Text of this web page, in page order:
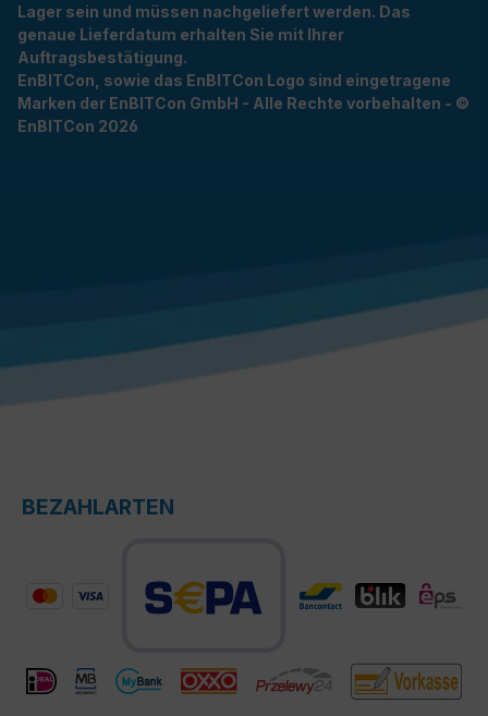
Lager sein und müssen nachgeliefert werden. Das
genaue Lieferdatum erhalten Sie mit Ihrer
Auftragsbestätigung.
EnBITCon, sowie das EnBITCon Logo sind eingetragene
Marken der EnBITCon GmbH - Alle Rechte vorbehalten - ©
EnBITCon 2026
BEZAHLARTEN